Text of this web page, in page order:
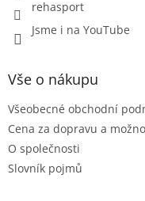
rehasport
Jsme i na YouTube
Vše o nákupu
Všeobecné obchodní
Cena za dopravu a
O společnosti
Slovník pojmů